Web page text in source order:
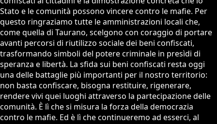
Stato e le comunità possono vincere contro le mafie. Per
questo ringraziamo tutte le amministrazioni locali che,
come quella di Taurano, scelgono con coraggio di portare
avanti percorsi di riutilizzo sociale dei beni confiscati,
trasformando simboli del potere criminale in presìdi di
speranza e libertà. La sfida sui beni confiscati resta oggi
una delle battaglie più importanti per il nostro territorio:
non basta confiscare, bisogna restituire, rigenerare,
rendere vivi quei luoghi attraverso la partecipazione delle
comunità. È lì che si misura la forza della democrazia
contro le mafie. Ed è lì che continueremo ad esserci, al